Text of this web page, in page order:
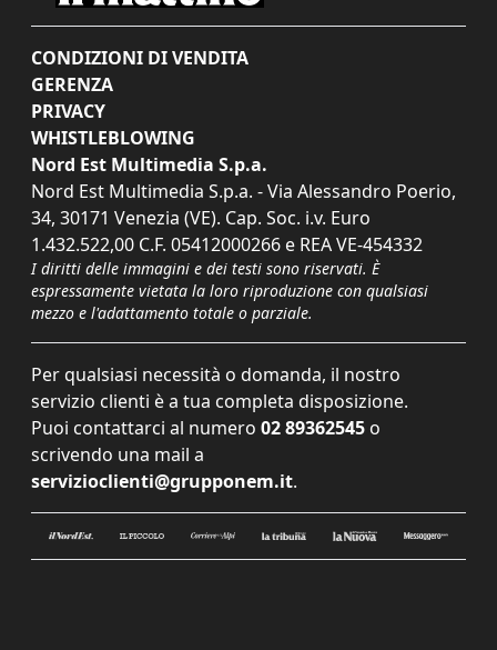
CONDIZIONI DI VENDITA
GERENZA
PRIVACY
WHISTLEBLOWING
Nord Est Multimedia S.p.a.
Nord Est Multimedia S.p.a. - Via Alessandro Poerio,
34, 30171 Venezia (VE). Cap. Soc. i.v. Euro
1.432.522,00 C.F. 05412000266 e REA VE-454332
I diritti delle immagini e dei testi sono riservati. È
espressamente vietata la loro riproduzione con qualsiasi
mezzo e l'adattamento totale o parziale.
Per qualsiasi necessità o domanda, il nostro
servizio clienti è a tua completa disposizione.
Puoi contattarci al numero 02 89362545 o
scrivendo una mail a
servizioclienti@grupponem.it.